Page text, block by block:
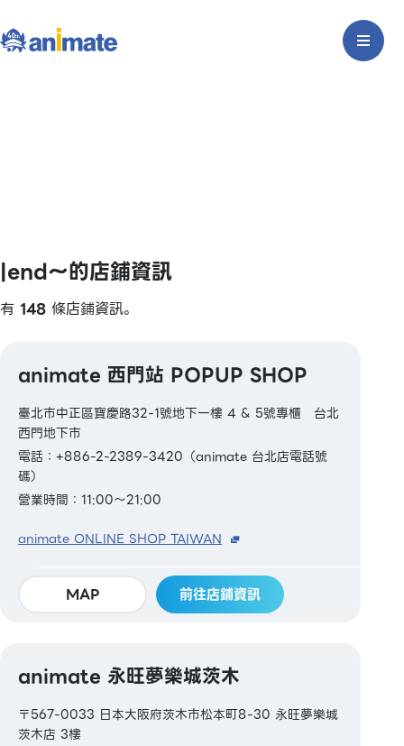
|end〜的店鋪資訊
有 148 條店鋪資訊。
animate 西門站 POPUP SHOP
臺北市中正區寶慶路32-1號地下一樓 4 & 5號專櫃 台北
西門地下市
電話：+886-2-2389-3420（animate 台北店電話號
碼）
營業時間：11:00～21:00
animate ONLINE SHOP TAIWAN
MAP 前往店鋪資訊
animate 永旺夢樂城茨木
〒567-0033 日本大阪府茨木市松本町8-30 永旺夢樂城
茨木店 3樓